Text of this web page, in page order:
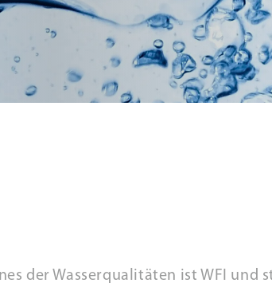
der Wasserqualitäten ist WFI und